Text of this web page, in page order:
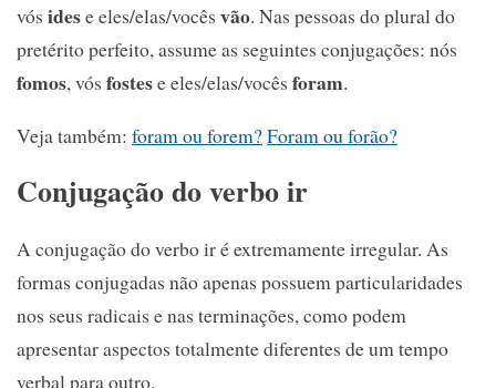
vós idese eles/elas/vocês vão. Nas pessoas do plural do
pretérito perfeito, assume as seguintes conjugações: nós
fomos, vós fostese eles/elas/vocês foram.
Veja também: foram ou forem?Foram ou forão?
Conjugação do verbo ir
A conjugação do verbo ir é extremamente irregular. As
formas conjugadas não apenas possuem particularidades
nos seus radicais e nas terminações, como podem
apresentar aspectos totalmente diferentes de um tempo
verbal para outro.